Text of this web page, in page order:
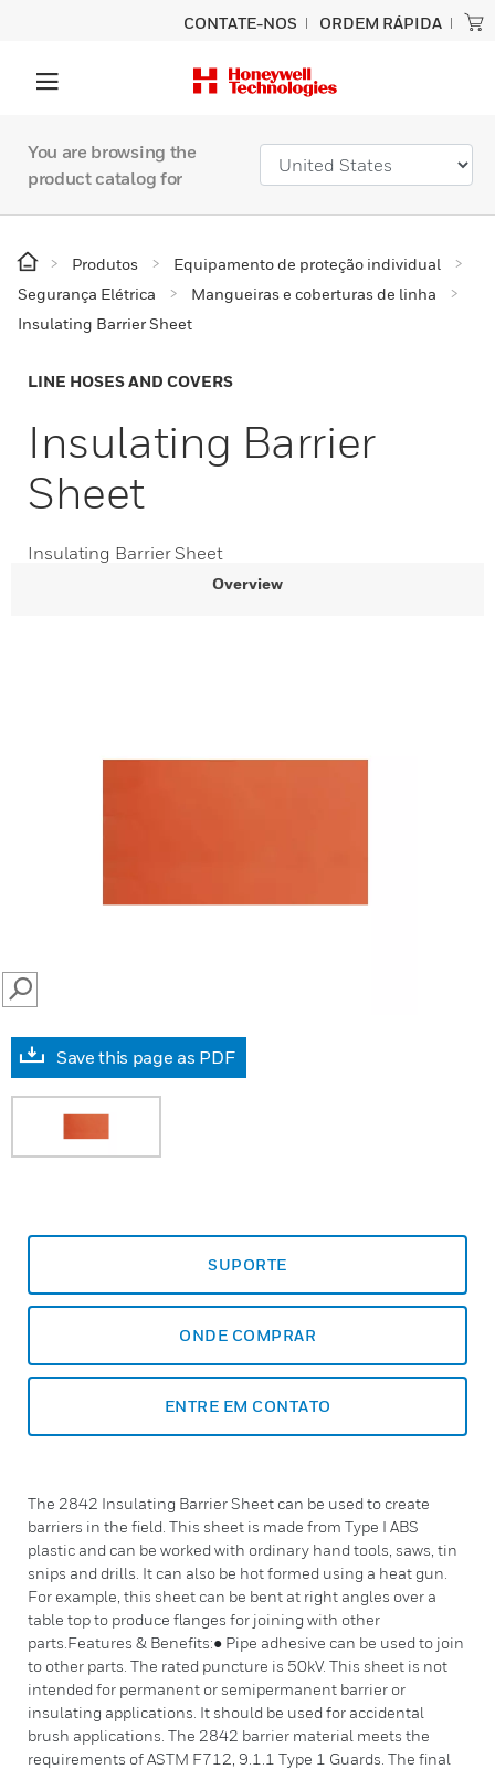
CONTATE-NOS ORDEM RÁPIDA
You are browsing the
product catalog for
Produtos
Equipamento de proteção individual
Segurança Elétrica
Mangueiras e coberturas de linha
Insulating Barrier Sheet
LINE HOSES AND COVERS
Insulating Barrier
Sheet
Insulating Barrier Sheet
Overview
SEARCH
Save this page as PDF
SUPORTE
ONDE COMPRAR
ENTRE EM CONTATO
The 2842 Insulating Barrier Sheet can be used to create
barriers in the field. This sheet is made from Type I ABS
plastic and can be worked with ordinary hand tools, saws, tin
snips and drills. It can also be hot formed using a heat gun.
For example, this sheet can be bent at right angles over a
table top to produce flanges for joining with other
parts.Features & Benefits:● Pipe adhesive can be used to join
to other parts. The rated puncture is 50kV. This sheet is not
intended for permanent or semipermanent barrier or
insulating applications. It should be used for accidental
brush applications. The 2842 barrier material meets the
requirements of ASTM F712, 9.1.1 Type 1 Guards. The final